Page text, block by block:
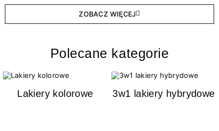
ZOBACZ WIĘCEJ
Polecane kategorie
Lakiery kolorowe 3w1 lakiery hybrydowe